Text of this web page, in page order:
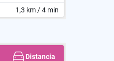
1,3 km / 4 min
Distancia